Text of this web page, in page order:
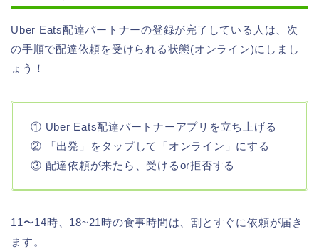
Uber Eats配達パートナーの登録が完了している人は、次
の手順で配達依頼を受けられる状態(オンライン)にしまし
ょう！
① Uber Eats配達パートナーアプリを立ち上げる
② 「出発」をタップして「オンライン」にする
③ 配達依頼が来たら、受けるor拒否する
11〜14時、18~21時の食事時間は、割とすぐに依頼が届き
ます。